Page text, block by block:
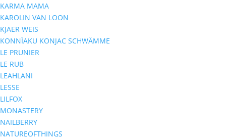
KARMA MAMA
KAROLIN VAN LOON
KJAER WEIS
KONNÌAKU KONJAC SCHWÄMME
LE PRUNIER
LE RUB
LEAHLANI
LESSE
LILFOX
MONASTERY
NAILBERRY
NATUREOFTHINGS